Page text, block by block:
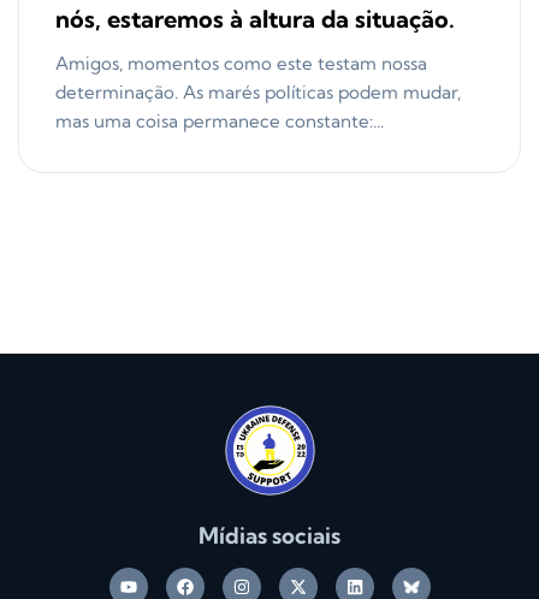
nós, estaremos à altura da situação.
Amigos, momentos como este testam nossa
determinação. As marés políticas podem mudar,
mas uma coisa permanece constante:...
Mídias sociais